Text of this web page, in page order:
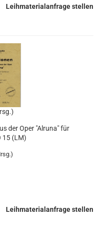
Leihmaterialanfrage stellen
der Oper "Alruna" für
15 (LM)
Leihmaterialanfrage stellen